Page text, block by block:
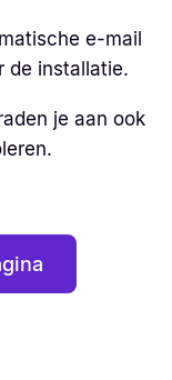
e-mail
de installatie.
je aan ook